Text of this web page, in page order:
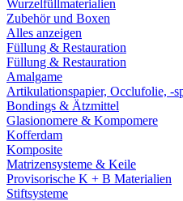
Wurzelfüllmaterialien
Zubehör und Boxen
Alles anzeigen
Füllung & Restauration
Füllung & Restauration
Amalgame
Artikulationspapier, Occlufolie, -
Bondings & Ätzmittel
Glasionomere & Kompomere
Kofferdam
Komposite
Matrizensysteme & Keile
Provisorische K + B Materialien
Stiftsysteme